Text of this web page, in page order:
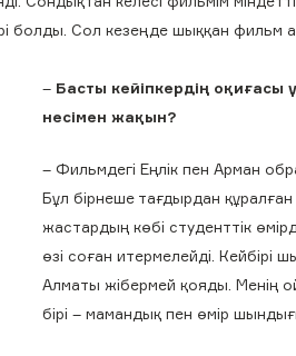
болды. Сол кезеңде шыққан фильм
– Басты кейіпкердің оқиғасы
несімен жақын?
– Фильмдегі Еңлік пен Арман
Бұл бірнеше тағдырдан
жастардың көбі студенттік
өзі соған итермелейді. Кейбірі
Алматы жібермей қояды. Менің
бірі – мамандық пен өмір